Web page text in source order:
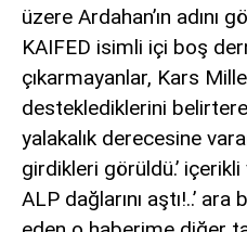
üzere Ardahan’ın adını
KAIFED isimli içi boş
çıkarmayanlar, Kars
desteklediklerini
yalakalık derecesine
girdikleri görüldü.’ içerikli
ALP dağlarını aştı!..’ ara